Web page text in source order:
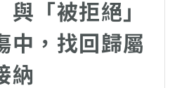
與「被拒絕」
中，找回歸屬
納